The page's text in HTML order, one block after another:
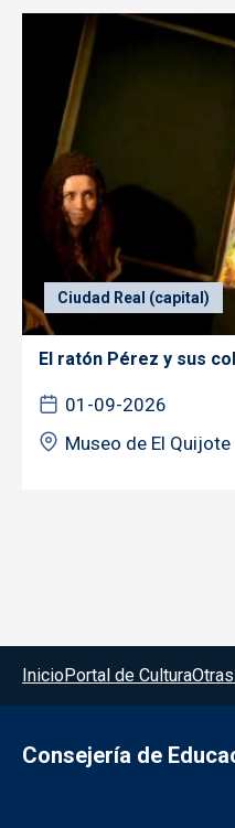
Ciudad Real (capital)
El ratón Pérez y sus
01-09-2026
Museo de El Quijote
Menú del pie
InicioPortal de Cultura
Consejería de